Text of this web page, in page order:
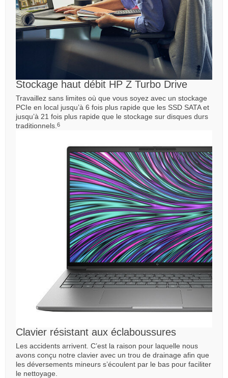
Stockage haut débit HP Z Turbo Drive
Travaillez sans limites où que vous soyez avec un stockage
PCIe en local jusqu’à 6 fois plus rapide que les SSD SATA et
jusqu’à 21 fois plus rapide que le stockage sur disques durs
traditionnels. 6
Clavier résistant aux éclaboussures
Les accidents arrivent. C’est la raison pour laquelle nous
avons conçu notre clavier avec un trou de drainage afin que
les déversements mineurs s’écoulent par le bas pour faciliter
le nettoyage.